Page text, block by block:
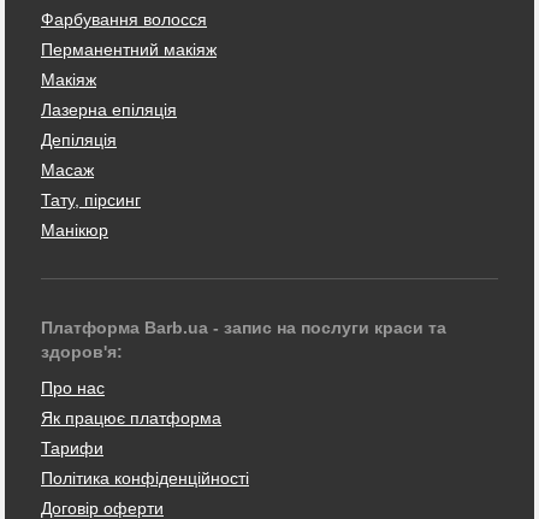
Фарбування волосся
Перманентний макіяж
Макіяж
Лазерна епіляція
Депіляція
Масаж
Тату, пірсинг
Манікюр
Платформа Barb.ua - запис на послуги краси та
здоров'я:
Про нас
Як працює платформа
Тарифи
Політика конфіденційності
Договір оферти